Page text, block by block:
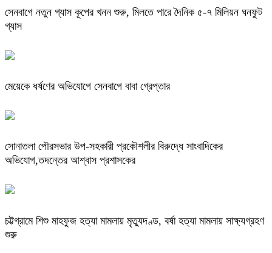
সেনবাগে নতুন গ্যাস কূপের খনন শুরু, মিলতে পারে দৈনিক ৫-৭ মিলিয়ন ঘনফুট
গ্যাস
মেয়েকে ধর্ষণের অভিযোগে সেনবাগে বাবা গ্রেপ্তার
সোনাতলা পৌরসভার উপ-সহকারী প্রকৌশলীর বিরুদ্ধে সাংবাদিকের
অভিযোগ,তদন্তের আশ্বাস প্রশাসকের
চট্টগ্রামে শিশু মাহফুজ হত্যা মামলায় মৃত্যুদণ্ড, বর্ষা হত্যা মামলায় সাক্ষ্যগ্রহণ
শুরু